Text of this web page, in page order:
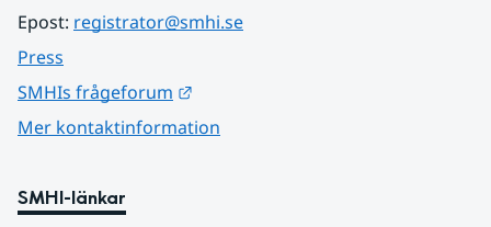
Epost: registrator@smhi.se
Press
SMHIs frågeforum
Mer kontaktinformation
SMHI-länkar